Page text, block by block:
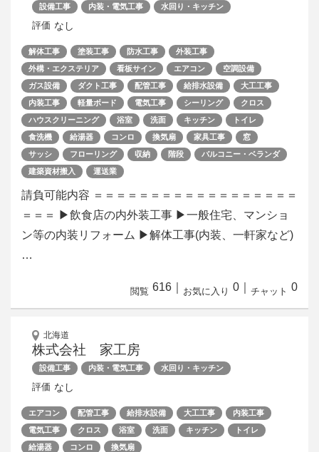
設備工事 内装・電気工事 水回り・キッチン
評価 なし
解体工事 塗装工事 防水工事
外装工事
外構・エクステリア
看板サイン エアコン
空調設備
ガス設備
ダクト工事 配管工事 給排水設備
大工工事
内装工事
軽量ボード 電気工事 シーリング
クロス
ハウスクリーニング
浴室 洗面 キッチン
トイレ
食洗機
給湯器 コンロ 換気扇 家具工事
窓
サッシ
フローリング 収納 階段
バルコニー・ベランダ
建築資材搬入
運送業
請負可能内容 ＝＝＝＝＝＝＝＝＝＝＝＝＝＝＝＝＝＝
＝＝＝ ▶飲食店の内外装工事 ▶一般住宅、マンショ
ン等の内装リフォーム ▶解体工事(内装、一軒家など)
…
閲覧 616 お気に入り 0 チャット 0
北海道
株式会社 家工房
設備工事 内装・電気工事 水回り・キッチン
評価 なし
エアコン 配管工事 給排水設備 大工工事
内装工事
電気工事
クロス 浴室 洗面 キッチン
トイレ
給湯器
コンロ 換気扇